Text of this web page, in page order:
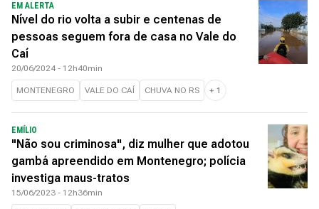
EM ALERTA
Nível do rio volta a subir e centenas de
pessoas seguem fora de casa no Vale do
Caí
20/06/2024 - 12h40min
MONTENEGRO VALE DO CAÍ CHUVA NO RS + 1
EMÍLIO
"Não sou criminosa", diz mulher que adotou
gambá apreendido em Montenegro; polícia
investiga maus-tratos
15/06/2023 - 12h36min